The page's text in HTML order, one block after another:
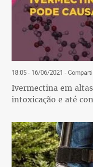
18:05 - 16/06/2021 -
Ivermectina em
intoxicação e até